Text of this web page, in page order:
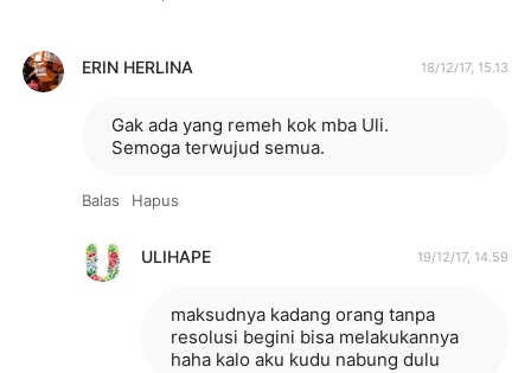
ERIN HERLINA 18/12/17, 15.13
Gak ada yang remeh kok mba Uli.
Semoga terwujud semua.
Balas Hapus
ULIHAPE 19/12/17, 14.59
maksudnya kadang orang tanpa
resolusi begini bisa melakukannya
haha kalo aku kudu nabung dulu